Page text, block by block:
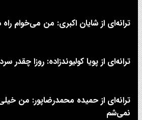
ترانه‌ای از شایان اکبری: من می‌خوام
ترانه‌ای از پویا کولیوندزاده: روزا چقدر
ترانه‌ای از حمیده محمدرضاپور: من
نمی‌شم